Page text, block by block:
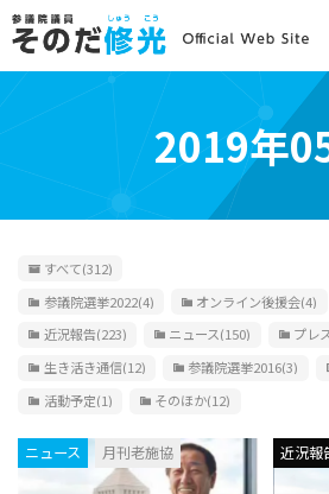
2019年
すべて(312)
参議院選挙2022(4) オンライン後援会(4)
近況報告(223) ニュース(150) プレ
生き活き通信(12) 参議院選挙2016(3)
活動予定(1) そのほか(12)
ニュース 月刊老施協 近況報